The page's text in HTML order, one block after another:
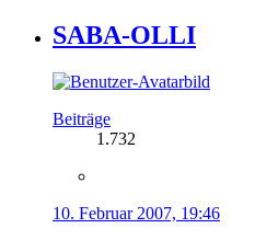
SABA-OLLI
Beiträge
1.732
10. Februar 2007, 19:46